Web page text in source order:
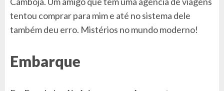
tentou comprar para mim e até no sistema dele
também deu erro. Mistérios no mundo moderno!
Embarque